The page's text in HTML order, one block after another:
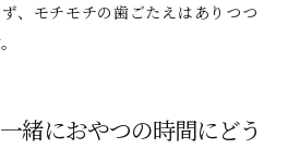
、モチモチの歯ごたえはありつつ
緒におやつの時間にどう